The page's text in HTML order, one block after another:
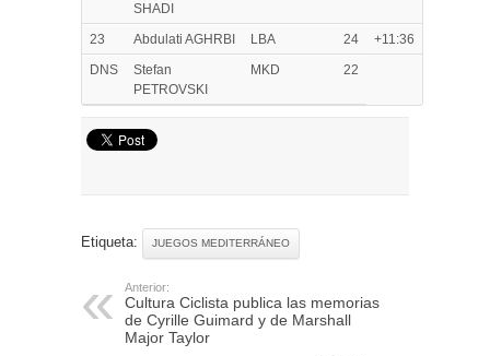
SHADI
23 Abdulati AGHRBI LBA 24
+11:36
DNS
Stefan
PETROVSKI
MKD 22
Etiqueta: JUEGOS MEDITERRÁNEO
Anterior:
Cultura Ciclista publica las memorias
de Cyrille Guimard y de Marshall
Major Taylor